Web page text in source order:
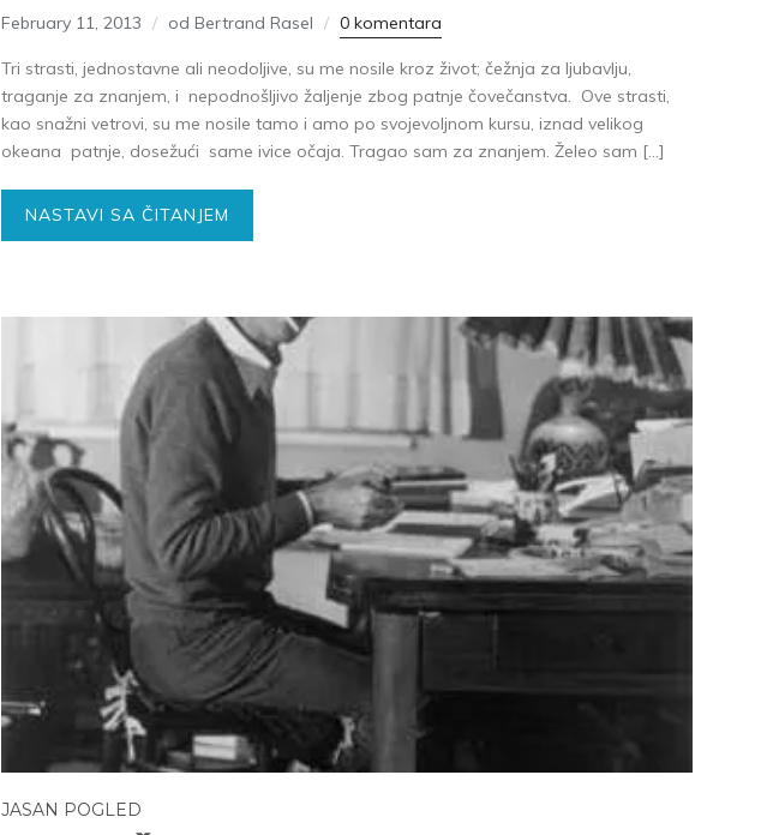
February 11, 2013 od Bertrand Rasel 0 komentara
Tri strasti, jednostavne ali neodoljive, su me nosile kroz život; čežnja za ljubavlju,
traganje za znanjem, i nepodnošljivo žaljenje zbog patnje čovečanstva. Ove strasti,
kao snažni vetrovi, su me nosile tamo i amo po svojevoljnom kursu, iznad velikog
okeana patnje, dosežući same ivice očaja. Tragao sam za znanjem. Želeo sam […]
NASTAVI SA ČITANJEM
JASAN POGLED